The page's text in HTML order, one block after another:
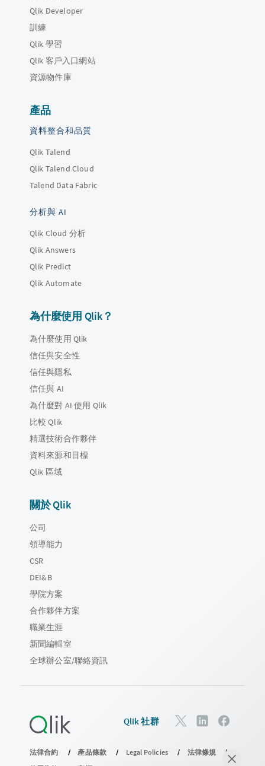
Qlik Developer
訓練
Qlik 學習
Qlik 客戶入口網站
資源物件庫
產品
資料整合和品質
Qlik Talend
Qlik Talend Cloud
Talend Data Fabric
分析與 AI
Qlik Cloud 分析
Qlik Answers
Qlik Predict
Qlik Automate
為什麼使用 Qlik？
為什麼使用 Qlik
信任與安全性
信任與隱私
信任與 AI
為什麼對 AI 使用 Qlik
比較 Qlik
精選技術合作夥伴
資料來源和目標
Qlik 區域
關於 Qlik
公司
領導能力
CSR
DEI&B
學院方案
合作夥伴方案
職業生涯
新聞編輯室
全球辦公室/聯絡資訊
Qlik 社群
法律合約 產品條款 Legal Policies
法律條規